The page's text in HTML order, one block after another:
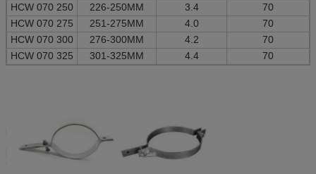
HCW 070 250
226-250MM 3.4
70
HCW 070 275
251-275MM 4.0
70
HCW 070 300
276-300MM 4.2
70
HCW 070 325
301-325MM 4.4 70